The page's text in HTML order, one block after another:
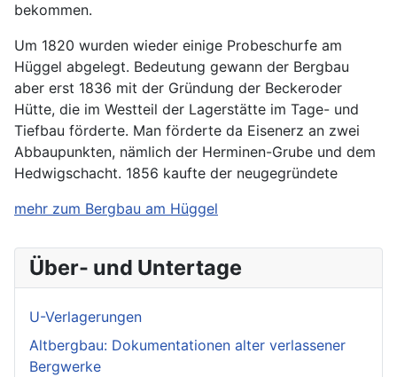
bekommen.
Um 1820 wurden wieder einige Probeschurfe am
Hüggel abgelegt. Bedeutung gewann der Bergbau
aber erst 1836 mit der Gründung der Beckeroder
Hütte, die im Westteil der Lagerstätte im Tage- und
Tiefbau förderte. Man förderte da Eisenerz an zwei
Abbaupunkten, nämlich der Herminen-Grube und dem
Hedwigschacht. 1856 kaufte der neugegründete
mehr zum Bergbau am Hüggel
Über- und Untertage
U-Verlagerungen
Altbergbau: Dokumentationen alter verlassener
Bergwerke